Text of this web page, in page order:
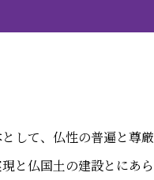
して、仏性の普遍と尊
と仏国土の建設とにあ